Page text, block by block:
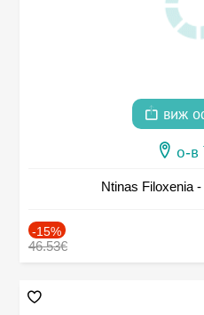
виж
о-в
Ntinas Filoxenia -
-15%
46.53€